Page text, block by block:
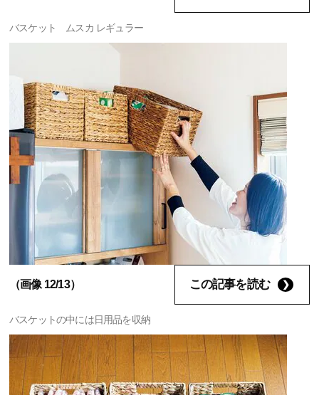
バスケット ムスカ レギュラー
（画像 12/13） この記事を読む
バスケットの中には日用品を収納